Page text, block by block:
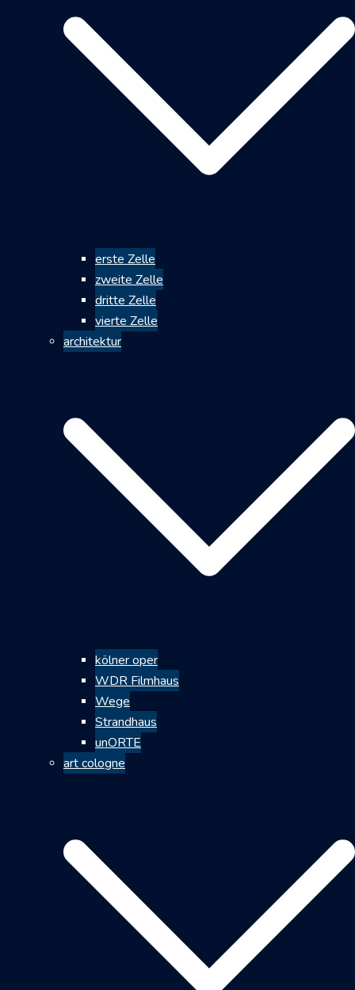
erste Zelle
zweite Zelle
dritte Zelle
vierte Zelle
architektur
kölner oper
WDR Filmhaus
Wege
Strandhaus
unORTE
art cologne